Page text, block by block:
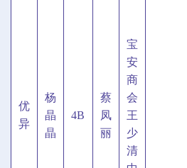
优
异
杨
晶
晶
4B
蔡
凤
丽
宝
安
商
会
王
少
清